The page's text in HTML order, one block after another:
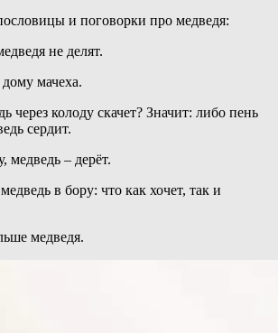
и поговорки про медведя:
не делят.
мачеха.
через колоду скачет? Значит: либо пень
сердит.
медведь – дерёт.
в бору: что как хочет, так и
медведя.